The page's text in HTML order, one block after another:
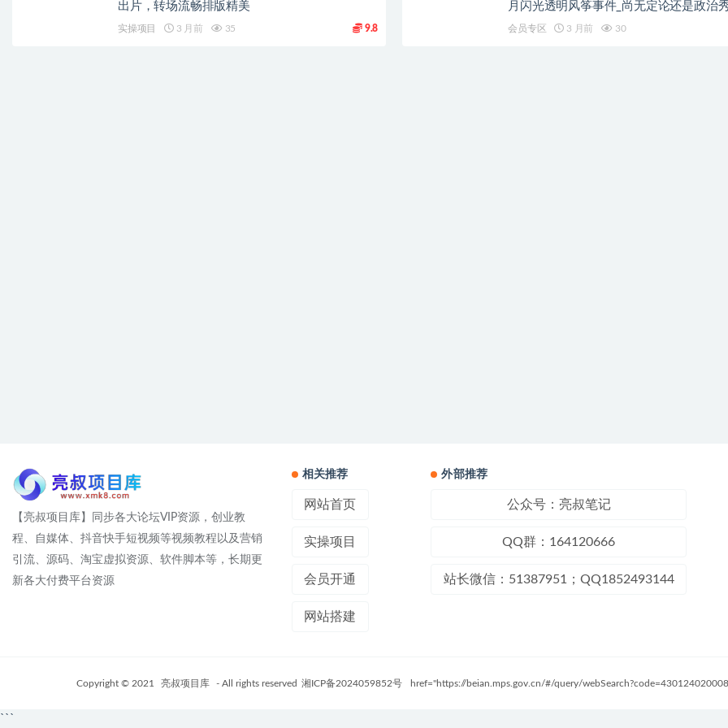
出片，转场流畅排版精美
实操项目 3 月前 35 9.8
月闪光透明风筝事件_尚无定论还是政治
会员专区 3 月前 30
【亮叔项目库】同步各大论坛VIP资源，创业教
程、自媒体、抖音快手短视频等视频教程以及营销
引流、源码、淘宝虚拟资源、软件脚本等，长期更
新各大付费平台资源
相关推荐
网站首页
实操项目
会员开通
网站搭建
外部推荐
公众号：亮叔笔记
QQ群：164120666
站长微信：51387951；QQ1852493144
Copyright © 2021 亮叔项目库 - All rights reserved 湘ICP备2024059852号 href="https://beian.mps.gov.cn/#/query/
```